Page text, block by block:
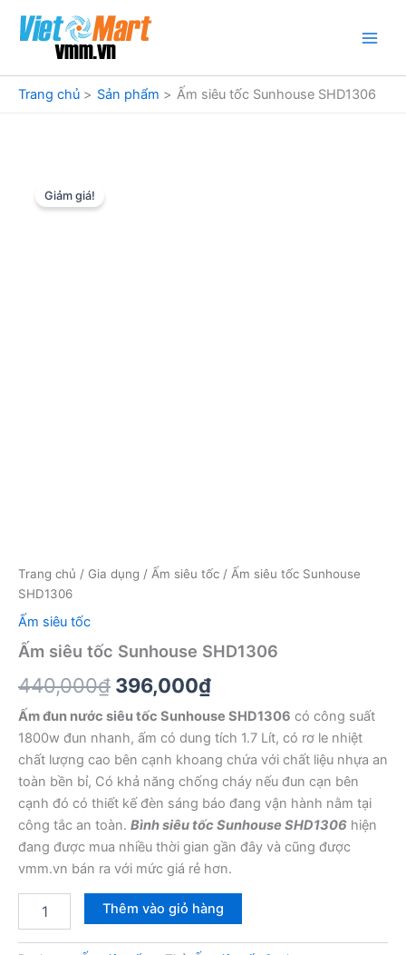
dung
Trang chủ
Sản phẩm Ấm siêu tốc Sunhouse SHD1306
Giảm giá!
Trang chủ / Gia dụng / Ấm siêu tốc / Ấm siêu tốc Sunhouse
SHD1306
Ấm siêu tốc
Ấm siêu tốc Sunhouse SHD1306
440,000₫ Giá
gốc
là:
440,000₫.
396,000₫Giá
hiện
tại
là:
396,000₫.
Ấm đun nước siêu tốc Sunhouse SHD1306 có công suất
1800w đun nhanh, ấm có dung tích 1.7 Lít, có rơ le nhiệt
chất lượng cao bên cạnh khoang chứa với chất liệu nhựa an
toàn bền bỉ, Có khả năng chống cháy nếu đun cạn bên
cạnh đó có thiết kế đèn sáng báo đang vận hành nằm tại
công tắc an toàn. Bình siêu tốc Sunhouse SHD1306 hiện
đang được mua nhiều thời gian gần đây và cũng được
vmm.vn bán ra với mức giá rẻ hơn.
Thêm vào giỏ hàng